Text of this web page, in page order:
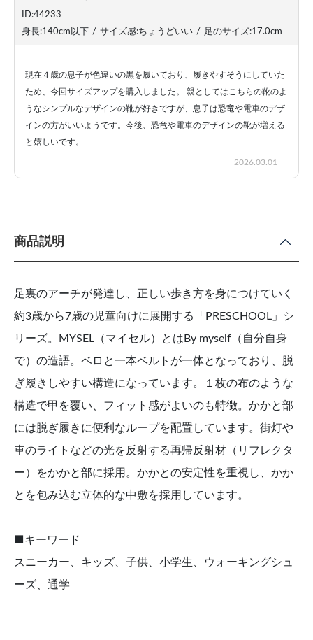
ID:44233
身長:140cm以下 / サイズ感:ちょうどいい / 足のサイズ:17.0cm
現在４歳の息子が色違いの黒を履いており、履きやすそうにしていた
ため、今回サイズアップを購入しました。 親としてはこちらの靴のよ
うなシンプルなデザインの靴が好きですが、息子は恐竜や電車のデザ
インの方がいいようです。今後、恐竜や電車のデザインの靴が増える
と嬉しいです。
2026.03.01
商品説明
足裏のアーチが発達し、正しい歩き方を身につけていく
約3歳から7歳の児童向けに展開する「PRESCHOOL」シ
リーズ。MYSEL（マイセル）とはBy myself（自分自身
で）の造語。ベロと一本ベルトが一体となっており、脱
ぎ履きしやすい構造になっています。１枚の布のような
構造で甲を覆い、フィット感がよいのも特徴。かかと部
には脱ぎ履きに便利なループを配置しています。街灯や
車のライトなどの光を反射する再帰反射材（リフレクタ
ー）をかかと部に採用。かかとの安定性を重視し、かか
とを包み込む立体的な中敷を採用しています。
■キーワード
スニーカー、キッズ、子供、小学生、ウォーキングシュ
ーズ、通学